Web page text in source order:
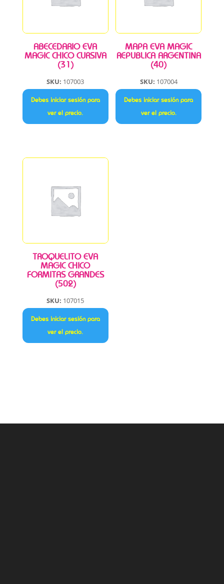
ABECEDARIO EVA
MAGIC CHICO CURSIVA
(31)
SKU: 107003
Debes iniciar sesión para
ver el precio.
MAPA EVA MAGIC
REPUBLICA ARGENTINA
(40)
SKU: 107004
Debes iniciar sesión para
ver el precio.
TROQUELITO EVA
MAGIC CHICO
FORMITAS GRANDES
(502)
SKU: 107015
Debes iniciar sesión para
ver el precio.